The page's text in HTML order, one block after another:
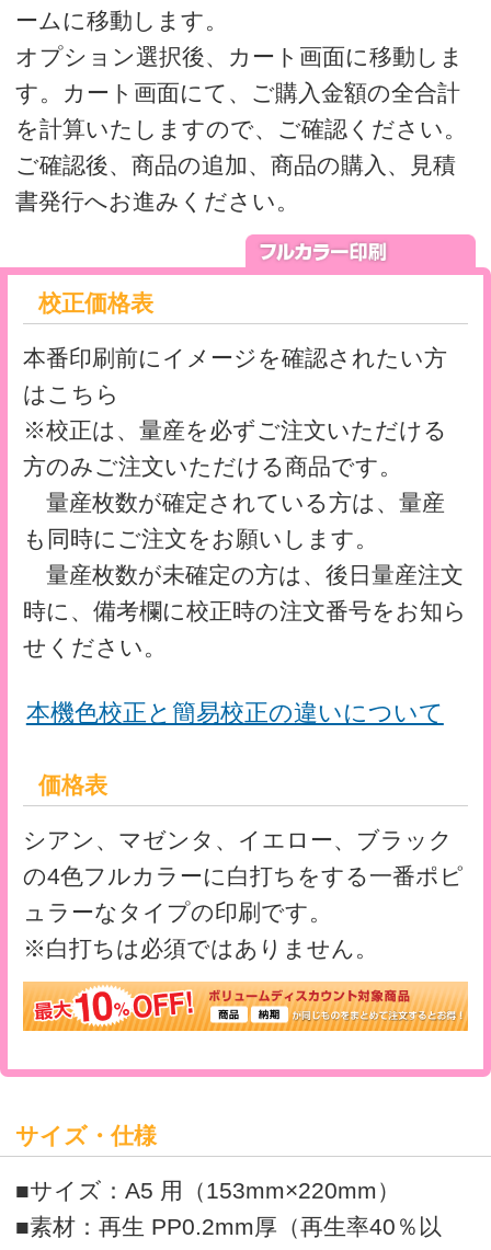
方のみご注文いただける商品です。
量産枚数が確定されている方は、量産
も同時にご注文をお願いします。
量産枚数が未確定の方は、後日量産注文
時に、備考欄に校正時の注文番号をお知ら
せください。
本機色校正と簡易校正の違いについて
シアン、マゼンタ、イエロー、ブラック
の4色フルカラーに白打ちをする一番ポピ
ュラーなタイプの印刷です。
※白打ちは必須ではありません。
サイズ・仕様
■サイズ：A5 用（153mm×220mm）
■素材：再生 PP0.2mm厚（再生率40％以
■印刷：UVオフセット印刷
■荷姿：1,000枚／箱
ターやディスプレイとの発色の違いがあり
ついては、別途お見積りいたします。
※素材の在庫状況によりご用意できない場
合がございます。ご了承ください。
クリアファイルテンプレート